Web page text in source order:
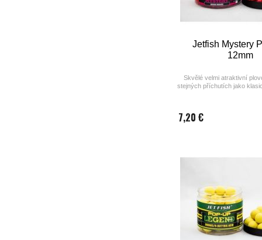
Jetfish Mystery
12mm
Skvělé velmi atraktivní
stejných příchutích jako
7,20 €